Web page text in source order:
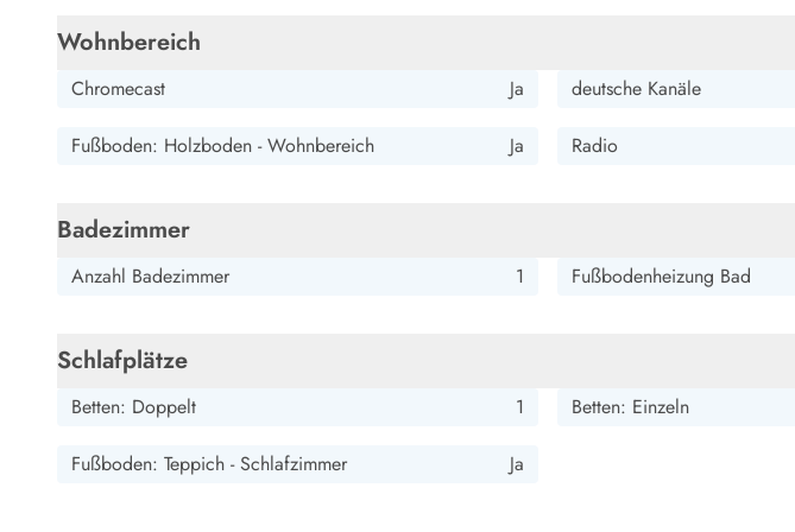
Wohnbereich
Chromecast Ja deutsche Kanäle
Fußboden: Holzboden - Wohnbereich Ja Radio
Badezimmer
Anzahl Badezimmer 1 Fußbodenheizung Bad
Schlafplätze
Betten: Doppelt 1 Betten: Einzeln
Fußboden: Teppich - Schlafzimmer Ja